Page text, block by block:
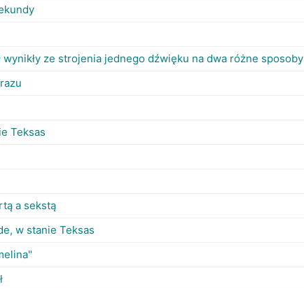
wynikły ze strojenia jednego dźwięku na dwa różne sposoby
Teksas
a sekstą
w stanie Teksas